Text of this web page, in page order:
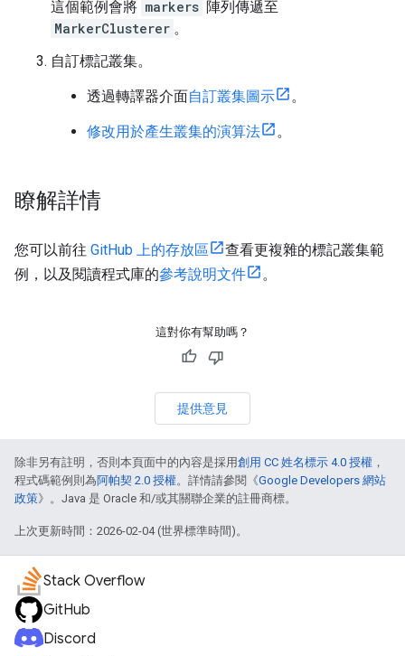
這個範例會將 markers 陣列傳遞至
MarkerClusterer 。
自訂標記叢集。
透過轉譯器介面自訂叢集圖示 。
修改用於產生叢集的演算法 。
瞭解詳情
您可以前往 GitHub 上的存放區
查看更複雜的標記叢集範
例，以及閱讀程式庫的參考說明文件 。
這對你有幫助嗎？
提供意見
除非另有註明，否則本頁面中的內容是採用創用 CC 姓名標示 4.0 授權 ，
程式碼範例則為阿帕契 2.0 授權。詳情請參閱《Google Developers 網站
政策》。Java 是 Oracle 和/或其關聯企業的註冊商標。
上次更新時間：2026-02-04 (世界標準時間)。
Stack Overflow
GitHub
Discord